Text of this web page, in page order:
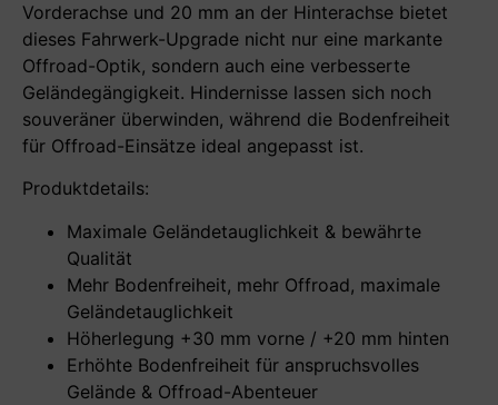
Vorderachse und 20 mm an der Hinterachse bietet
dieses Fahrwerk-Upgrade nicht nur eine markante
Offroad-Optik, sondern auch eine verbesserte
Geländegängigkeit. Hindernisse lassen sich noch
souveräner überwinden, während die Bodenfreiheit
für Offroad-Einsätze ideal angepasst ist.
Produktdetails:
Maximale Geländetauglichkeit & bewährte
Qualität
Mehr Bodenfreiheit, mehr Offroad, maximale
Geländetauglichkeit
Höherlegung +30 mm vorne / +20 mm hinten
Erhöhte Bodenfreiheit für anspruchsvolles
Gelände & Offroad-Abenteuer